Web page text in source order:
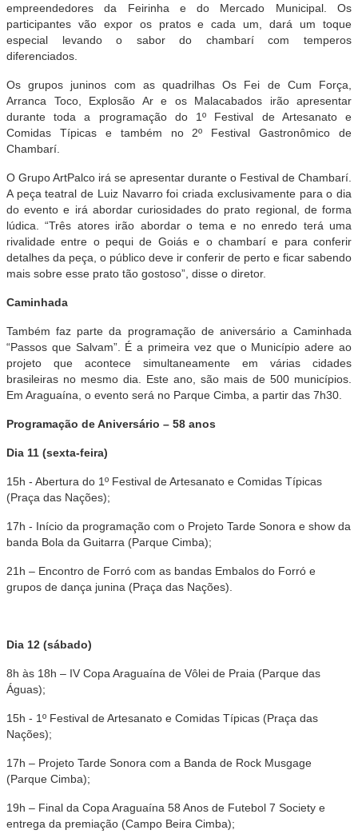
empreendedores da Feirinha e do Mercado Municipal. Os
participantes vão expor os pratos e cada um, dará um toque
especial levando o sabor do chambarí com temperos
diferenciados.
Os grupos juninos com as quadrilhas Os Fei de Cum Força,
Arranca Toco, Explosão Ar e os Malacabados irão apresentar
durante toda a programação do 1º Festival de Artesanato e
Comidas Típicas e também no 2º Festival Gastronômico de
Chambarí.
O Grupo ArtPalco irá se apresentar durante o Festival de Chambarí.
A peça teatral de Luiz Navarro foi criada exclusivamente para o dia
do evento e irá abordar curiosidades do prato regional, de forma
lúdica. “Três atores irão abordar o tema e no enredo terá uma
rivalidade entre o pequi de Goiás e o chambarí e para conferir
detalhes da peça, o público deve ir conferir de perto e ficar sabendo
mais sobre esse prato tão gostoso”, disse o diretor.
Caminhada
Também faz parte da programação de aniversário a Caminhada
“Passos que Salvam”. É a primeira vez que o Município adere ao
projeto que acontece simultaneamente em várias cidades
brasileiras no mesmo dia. Este ano, são mais de 500 municípios.
Em Araguaína, o evento será no Parque Cimba, a partir das 7h30.
Programação de Aniversário – 58 anos
Dia 11 (sexta-feira)
15h - Abertura do 1º Festival de Artesanato e Comidas Típicas
(Praça das Nações);
17h - Início da programação com o Projeto Tarde Sonora e show da
banda Bola da Guitarra (Parque Cimba);
21h – Encontro de Forró com as bandas Embalos do Forró e
grupos de dança junina (Praça das Nações).
Dia 12 (sábado)
8h às 18h – IV Copa Araguaína de Vôlei de Praia (Parque das
Águas);
15h - 1º Festival de Artesanato e Comidas Típicas (Praça das
Nações);
17h – Projeto Tarde Sonora com a Banda de Rock Musgage
(Parque Cimba);
19h – Final da Copa Araguaína 58 Anos de Futebol 7 Society e
entrega da premiação (Campo Beira Cimba);